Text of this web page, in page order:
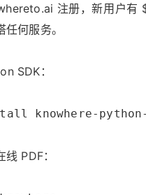
注册，新用户有
何服务。
SDK：
knowhere-
PDF：